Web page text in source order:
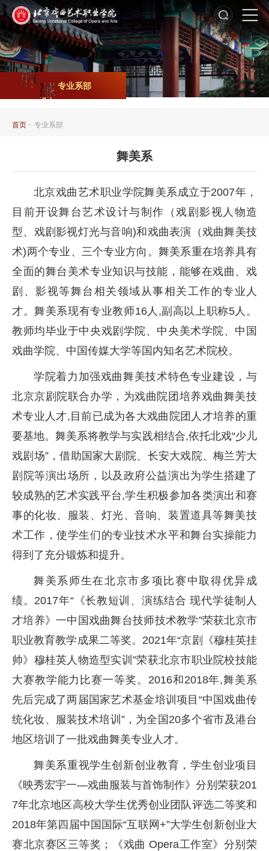
专业系部
首页 - 专业系部
舞美系
北京戏曲艺术职业学院舞美系成立于2007年，
目前开设舞台艺术设计与制作（戏剧影视人物造
型、戏剧影视灯光与音响)和戏曲表演（戏曲舞美技
术)两个专业、三个专业方向。舞美系重在培养具有
全面的舞台美术专业知识与技能，能够在戏曲、戏
剧、影视等舞台相关领域从事相关工作的专业人
才。舞美系现有专业教师16人,副高以上职称5人。
教师均毕业于中央戏剧学院、中央美术学院、中国
戏曲学院、中国传媒大学等国内知名艺术院校。
学院着力加强戏曲舞美技术特色专业建设，与
北京京剧院联合办学，为戏曲院团培养戏曲舞美技
术专业人才,目前已成为各大戏曲院团人才培养的重
要基地。舞美系将教学与实践相结合,依托北戏“少儿
戏剧场”，借助国家大剧院、长安大戏院、梅兰芳大
剧院等演出场所，以及政府公益演出为学生搭建了
较成熟的艺术实践平台,学生积极参加各类演出和赛
事的化妆、服装、灯光、音响、装置道具等舞美技
术工作，使学生们的专业技术水平和舞台实操能力
得到了充分锻炼和提升。
舞美系师生在北京市多项比赛中取得优异成
绩。2017年“《长教短训、演练结合 现代学徒制人
才培养》一中国戏曲舞台技师技术教学”荣获北京市
职业教育教学成果二等奖。2021年“京剧《穆桂英挂
帅》穆桂英人物造型实训”荣获北京市职业院校技能
大赛教学能力比赛一等奖。2016和2018年,舞美系
先后完成了两届国家艺术基金培训项目“中国戏曲传
统化妆、服装技术培训”，为全国20多个省市及港台
地区培训了一批戏曲舞美专业人才。
舞美系重视学生创新创业教育，学生创业项目
《映秀宏宇一—戏曲服装与首饰制作》分别荣获201
7年北京地区高校大学生优秀创业团队评选二等奖和
2018年第四届中国国际“互联网+”大学生创新创业大
赛北京赛区三等奖；《戏曲 Opera工作室》分别荣